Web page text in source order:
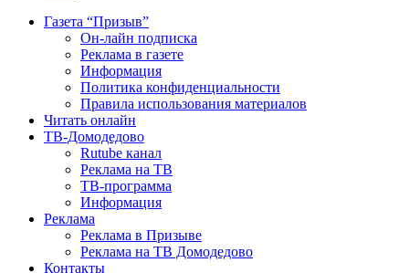
Газета “Призыв”
Он-лайн подписка
Реклама в газете
Информация
Политика конфиденциальности
Правила использования материалов
Читать онлайн
ТВ-Домодедово
Rutube канал
Реклама на ТВ
ТВ-программа
Информация
Реклама
Реклама в Призыве
Реклама на ТВ Домодедово
Контакты